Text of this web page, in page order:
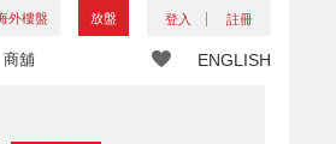
外樓盤 放盤 登入 註冊
ENGLISH
商舖